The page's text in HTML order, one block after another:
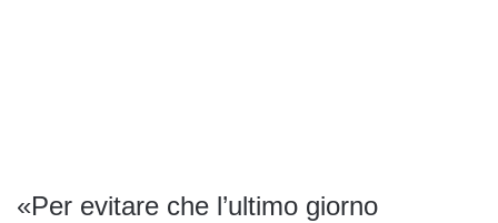
«Per evitare che l’ultimo giorno